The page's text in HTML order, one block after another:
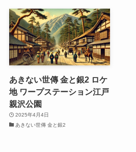
あきない世傳 金と銀2 ロケ
地 ワープステーション江戸
親沢公園
2025年4月4日
あきない世傳 金と銀2